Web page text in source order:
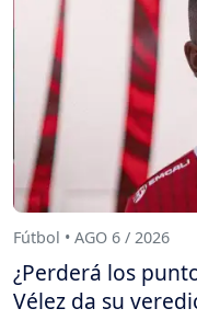
Fútbol • AGO 6 / 2026
¿Perderá los
Vélez da su